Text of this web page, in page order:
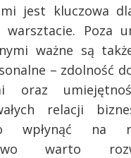
jest kluczowa
Poza
ważne są
– zdolność
oraz
relacji
wpłynąć na
warto